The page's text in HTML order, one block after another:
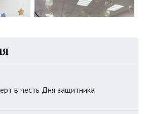
в честь Дня защитника